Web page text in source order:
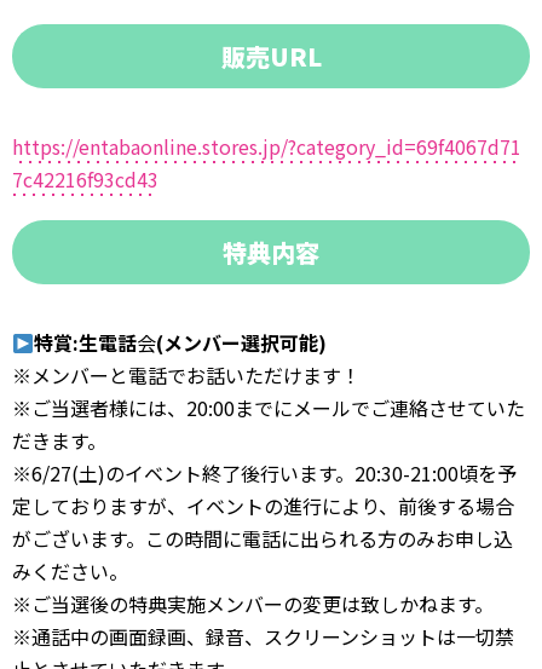
販売URL
https://entabaonline.stores.jp/?category_id=69f4067d71
7c42216f93cd43
特典内容
特賞:生電話会(メンバー選択可能)
※メンバーと電話でお話いただけます！
※ご当選者様には、20:00までにメールでご連絡させていた
だきます。
※6/27(土)のイベント終了後行います。20:30-21:00頃を予
定しておりますが、イベントの進行により、前後する場合
がございます。この時間に電話に出られる方のみお申し込
みください。
※ご当選後の特典実施メンバーの変更は致しかねます。
※通話中の画面録画、録音、スクリーンショットは一切禁